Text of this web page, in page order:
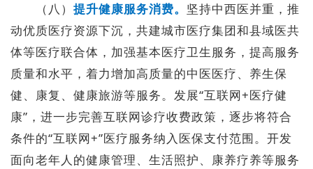
（八） 提升健康服务消费。 坚持中西医并重，推
动优质医疗资源下沉，共建城市医疗集团和县域医共
体等医疗联合体，加强基本医疗卫生服务，提高服务
质量和水平，着力增加高质量的中医医疗、养生保
健、康复、健康旅游等服务。发展“互联网+医疗健
康”，进一步完善互联网诊疗收费政策，逐步将符合
条件的“互联网+”医疗服务纳入医保支付范围。开发
面向老年人的健康管理、生活照护、康养疗养等服务